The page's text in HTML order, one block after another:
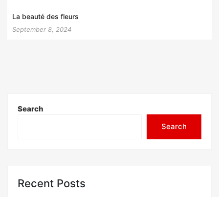
La beauté des fleurs
September 8, 2024
Search
Search
Recent Posts